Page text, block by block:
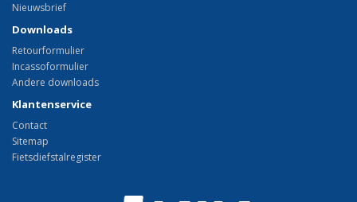
Nieuwsbrief
Downloads
Retourformulier
Incassoformulier
Andere downloads
Klantenservice
Contact
Sitemap
Fietsdiefstalregister